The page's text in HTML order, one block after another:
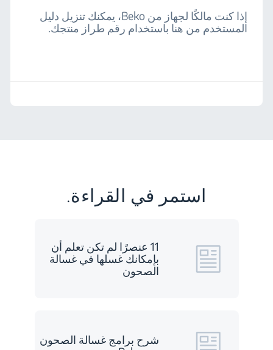
إذا كنت مالكًا لجهاز من Beko، يمكنك تنزيل دليل
المستخدم من هنا باستخدام رقم طراز منتجك.
استمر في القراءة.
11 عنصرًا لم تكن تعلم أن
بإمكانك غسلها في غسالة
الصحون
شرح برامج غسالة الصحون